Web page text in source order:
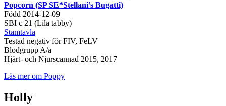
Popcorn (SP SE*Stellani’s Bugatti)
Född 2014-12-09
SBI c 21 (Lila tabby)
Stamtavla
Testad negativ för FIV, FeLV
Blodgrupp A/a
Hjärt- och Njurscannad 2015, 2017
Läs mer om Poppy
Holly